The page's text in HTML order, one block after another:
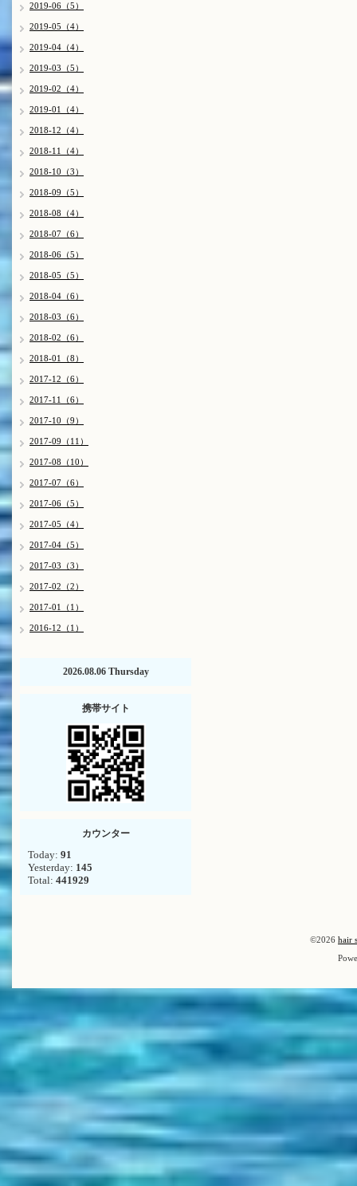
2019-06（5）
2019-05（4）
2019-04（4）
2019-03（5）
2019-02（4）
2019-01（4）
2018-12（4）
2018-11（4）
2018-10（3）
2018-09（5）
2018-08（4）
2018-07（6）
2018-06（5）
2018-05（5）
2018-04（6）
2018-03（6）
2018-02（6）
2018-01（8）
2017-12（6）
2017-11（6）
2017-10（9）
2017-09（11）
2017-08（10）
2017-07（6）
2017-06（5）
2017-05（4）
2017-04（5）
2017-03（3）
2017-02（2）
2017-01（1）
2016-12（1）
2026.08.06 Thursday
携帯サイト
カウンター
Today: 91
Yesterday: 145
Total: 441929
©2026 hair